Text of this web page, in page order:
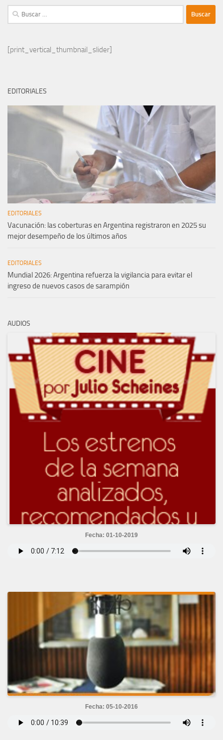
Buscar:
[print_vertical_thumbnail_slider]
EDITORIALES
EDITORIALES
Vacunación: las coberturas en Argentina registraron en 2025 su
mejor desempeño de los últimos años
EDITORIALES
Mundial 2026: Argentina refuerza la vigilancia para evitar el
ingreso de nuevos casos de sarampión
AUDIOS
Fecha: 01-10-2019
Fecha: 05-10-2016